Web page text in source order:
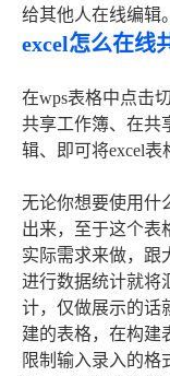
给其他人在线编辑。
excel怎么在线
在wps表格中点击
共享工作簿、在共
辑、即可将excel表
无论你想要使用什
出来，至于这个表
实际需求来做，跟
进行数据统计就将
计，仅做展示的话
建的表格，在构建
限制输入录入的格